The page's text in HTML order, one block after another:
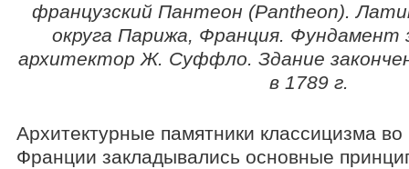
французский Пантеон (Panthеon).
округа Парижа, Франция. Фундамент
архитектор Ж. Суффло. Здание
в 1789 г.
Архитектурные памятники классицизма
Франции закладывались основные